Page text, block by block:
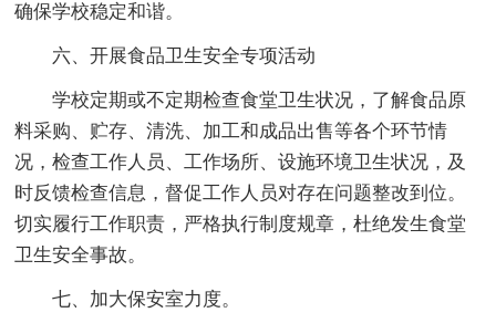
确保学校稳定和谐。
六、开展食品卫生安全专项活动
学校定期或不定期检查食堂卫生状况，了解食品原
料采购、贮存、清洗、加工和成品出售等各个环节情
况，检查工作人员、工作场所、设施环境卫生状况，及
时反馈检查信息，督促工作人员对存在问题整改到位。
切实履行工作职责，严格执行制度规章，杜绝发生食堂
卫生安全事故。
七、加大保安室力度。